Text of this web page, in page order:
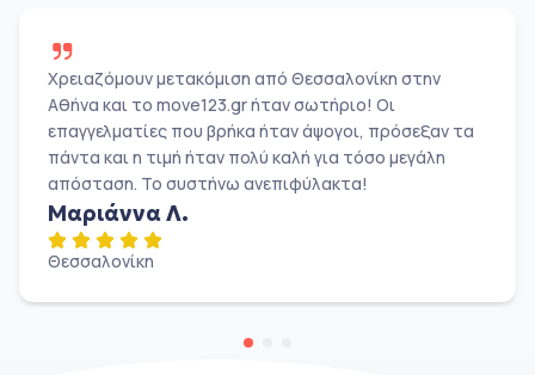
Χρειαζόμουν μετακόμιση από Θεσσαλονίκη στην
Αθήνα και το move123.gr ήταν σωτήριο! Οι
επαγγελματίες που βρήκα ήταν άψογοι, πρόσεξαν τα
πάντα και η τιμή ήταν πολύ καλή για τόσο μεγάλη
απόσταση. Το συστήνω ανεπιφύλακτα!
Μαριάννα Λ.
Θεσσαλονίκη